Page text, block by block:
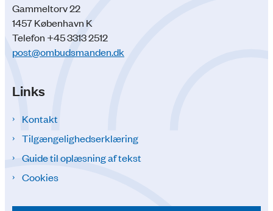
Gammeltorv 22
1457 København K
Telefon +45 3313 2512
post@ombudsmanden.dk
Links
Kontakt
Tilgængelighedserklæring
Guide til oplæsning af tekst
Cookies